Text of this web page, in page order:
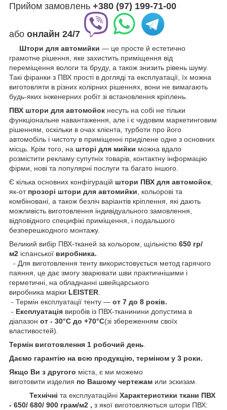
Прийом замовлень +380 (97) 199-71-00
або онлайн 24/7
Штори для автомийки — це просте й естетично
грамотне рішення, яке захистить приміщення від
переміщення вологи та бруду, а також знизить рівень шуму.
Такі фіранки з ПВХ прості в догляді та експлуатації, їх можна
виготовляти в різних колірних рішеннях, вони не вимагають
будь-яких інженерних робіт зі встановлення кріплень.
ПВХ штори для автомойок несуть на собі не тільки
функціональне навантаження, але і є чудовим маркетинговим
рішенням, оскільки в очах клієнта, турботи про його
автомобіль і чистоту в приміщенні приділене одне з основних
місць. Крім того, на шторі для мийки можна вдало
розмістити рекламу супутніх товарів, контактну інформацію
фірми, нові та популярні послуги та багато іншого.
Є кілька основних конфігурацій штори ПВХ для автомойок
як-от прозорі штори для автомийки , кольорові та
комбіновані, а також безліч варіантів кріплення, які дають
можливість виготовлення індивідуального замовлення,
відповідного специфікі приміщення, і подальшого
безперешкодного монтажу.
Великий вибір ПВХ-тканей за кольором, щільністю 650 гр/
м2 іспанської виробника.
- Для виготовлення тенту використовується метод гарячого
паяння, це дає змогу зварювати шви практичнішими і
герметичні, на обладнанні швейцарського
виробника марки LEISTER
- Термін експлуатації тенту — от 7 до 8 років.
- Експлуатація виробів із ПВХ-тканинини допустима в
діапазон от - 30°C до +70°C(зі збереженням своїх
властивостей).
Термін виготовлення 1 робочий день
Даємо гарантію на всю продукцію, терміном у 3 роки.
Якщо Ви з другого міста, є ми можемо
виготовити изделия по Вашому чертежам или эскизам.
Технічні та експлуатаційні Характеристики ткани ПВХ
- 650/ 680/ 900 грам/м2 , з якої виготовляються штори ПВХ: